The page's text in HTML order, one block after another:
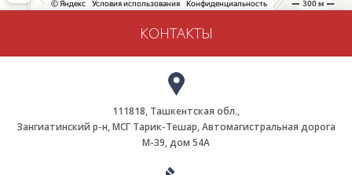
КОНТАКТЫ
111818, Ташкентская обл.,
Зангиатинский р-н, МСГ Тарик-Тешар, Автомагистральная дорога
М-39, дом 54А